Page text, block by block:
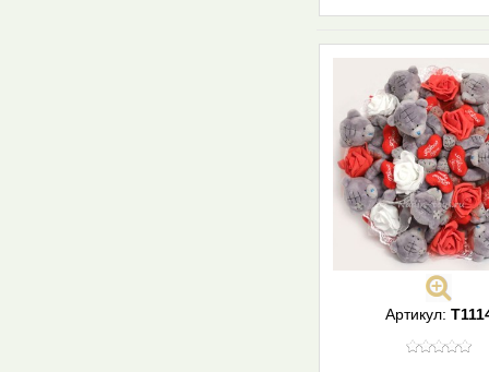
Артикул: